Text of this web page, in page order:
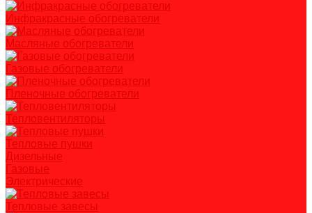
Инфракрасные обогреватели
Масляные обогреватели
Газовые обогреватели
Пленочные обогреватели
Тепловентиляторы
Тепловые пушки
Дизельные
Газовые
Электрические
Тепловые завесы